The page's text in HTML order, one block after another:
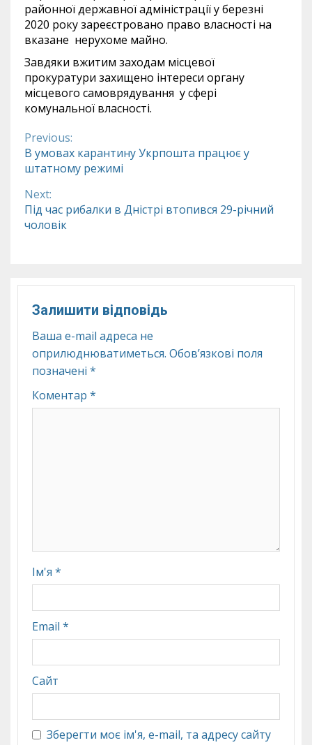
районної державної адміністрації у березні
2020 року зареєстровано право власності на
вказане нерухоме майно.
Завдяки вжитим заходам місцевої
прокуратури захищено інтереси органу
місцевого самоврядування у сфері
комунальної власності.
Continue
Reading
Previous:
В умовах карантину Укрпошта працює у
штатному режимі
Next:
Під час рибалки в Дністрі втопився 29-річний
чоловік
Залишити відповідь
Ваша e-mail адреса не
оприлюднюватиметься. Обов’язкові поля
позначені *
Коментар *
Ім'я *
Email *
Сайт
Зберегти моє ім'я, e-mail, та адресу сайту